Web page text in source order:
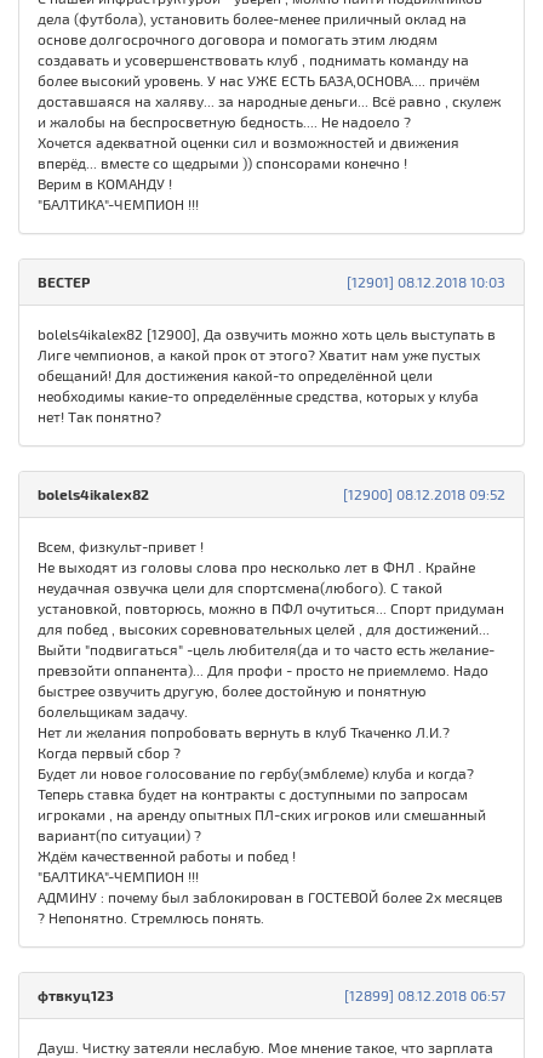
дела (футбола), установить более-менее приличный оклад на
основе долгосрочного договора и помогать этим людям
создавать и усовершенствовать клуб , поднимать команду на
более высокий уровень. У нас УЖЕ ЕСТЬ БАЗА,ОСНОВА.... причём
доставшаяся на халяву... за народные деньги... Всё равно , скулеж
и жалобы на беспросветную бедность.... Не надоело ?
Хочется адекватной оценки сил и возможностей и движения
вперёд... вместе со щедрыми )) спонсорами конечно !
Верим в КОМАНДУ !
"БАЛТИКА"-ЧЕМПИОН !!!
[12901] 08.12.2018 10:03
ВEСТЕР
bolels4ikalex82 [12900], Да озвучить можно хоть цель выступать в
Лиге чемпионов, а какой прок от этого? Хватит нам уже пустых
обещаний! Для достижения какой-то определённой цели
необходимы какие-то определённые средства, которых у клуба
нет! Так понятно?
[12900] 08.12.2018 09:52
bolels4ikalex82
Всем, физкульт-привет !
Не выходят из головы слова про несколько лет в ФНЛ . Крайне
неудачная озвучка цели для спортсмена(любого). С такой
установкой, повторюсь, можно в ПФЛ очутиться... Спорт придуман
для побед , высоких соревновательных целей , для достижений...
Выйти "подвигаться" -цель любителя(да и то часто есть желание-
превзойти оппанента)... Для профи - просто не приемлемо. Надо
быстрее озвучить другую, более достойную и понятную
болельщикам задачу.
Нет ли желания попробовать вернуть в клуб Ткаченко Л.И.?
Когда первый сбор ?
Будет ли новое голосование по гербу(эмблеме) клуба и когда?
Теперь ставка будет на контракты с доступными по запросам
игроками , на аренду опытных ПЛ-ских игроков или смешанный
вариант(по ситуации) ?
Ждём качественной работы и побед !
"БАЛТИКА"-ЧЕМПИОН !!!
АДМИНУ : почему был заблокирован в ГОСТЕВОЙ более 2х месяцев
? Непонятно. Стремлюсь понять.
[12899] 08.12.2018 06:57
фтвкуц123
Дауш. Чистку затеяли неслабую. Мое мнение такое, что зарплата